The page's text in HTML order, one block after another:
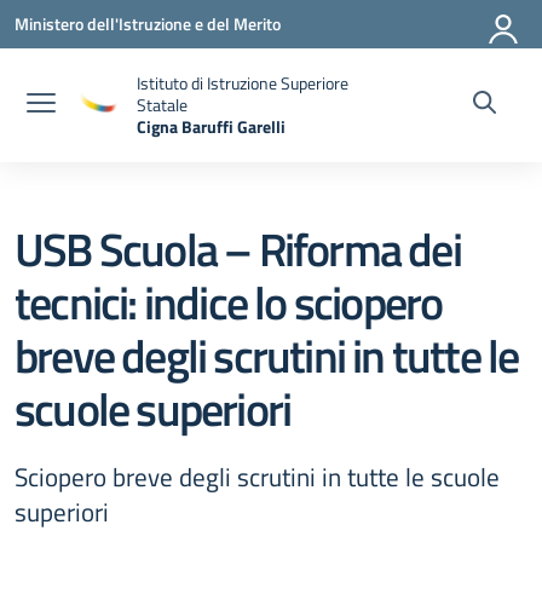
Vai ai contenuti
Vai al menu di navigazione
Vai al footer
Ministero dell'Istruzione e del Merito
Istituto di Istruzione Superiore
Statale
Cigna Baruffi Garelli
USB Scuola – Riforma dei
tecnici: indice lo sciopero
breve degli scrutini in tutte le
scuole superiori
Sciopero breve degli scrutini in tutte le scuole
superiori